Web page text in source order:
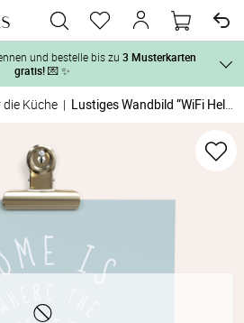
und bestelle bis zu 3 Musterkarten
gratis!💌 ✨
aus und gestalte sie nach Deinen
Musterkarte“
die Karten kostenlos per Post zusenden.
Küche | Lustiges Wandbild “WiFi Helfer”